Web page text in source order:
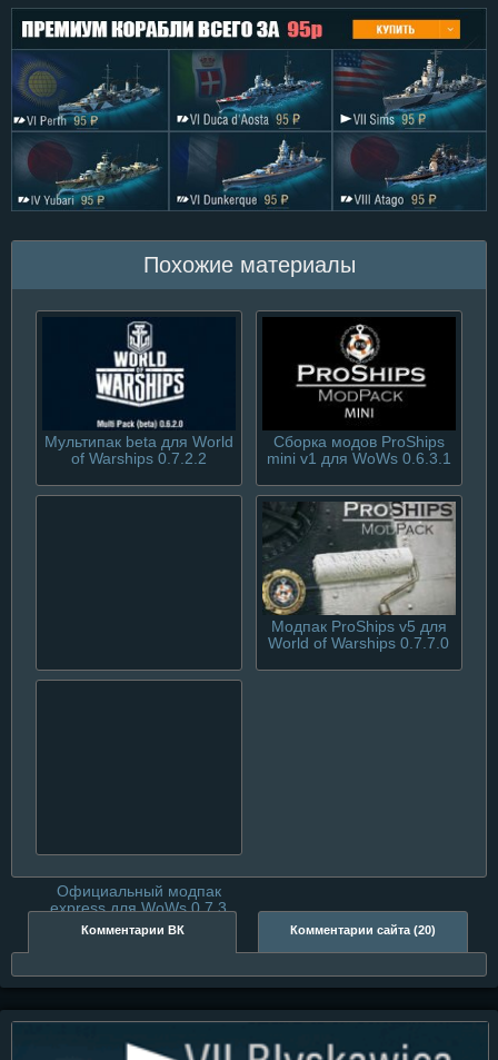
Похожие материалы
Мультипак beta для World
of Warships 0.7.2.2
Сборка модов ProShips
mini v1 для WoWs 0.6.3.1
Модпак ProShips v5 для
World of Warships 0.7.7.0
Официальный модпак
express для WoWs 0.7.3
Комментарии ВК Комментарии сайта (20)